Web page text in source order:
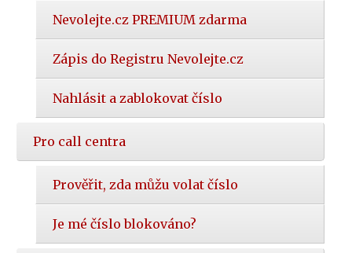
Nevolejte.cz PREMIUM zdarma
Zápis do Registru Nevolejte.cz
Nahlásit a zablokovat číslo
Pro call centra
Prověřit, zda můžu volat číslo
Je mé číslo blokováno?